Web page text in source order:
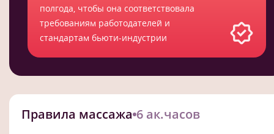
полгода, чтобы она соответствовала
требованиям работодателей и
стандартам бьюти-индустрии
Правила массажа 6 ак.часов